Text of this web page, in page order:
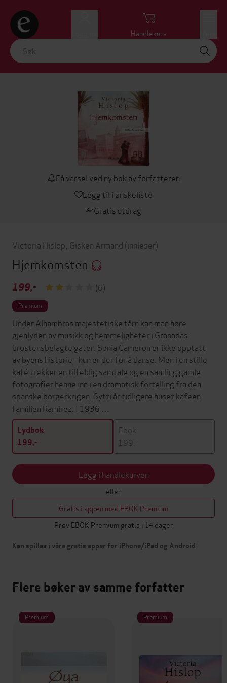
Handlekurv
Få varsel ved ny bok av forfatteren
Legg til i ønskeliste
Gratis utdrag
Victoria Hislop Gisken Armand (innleser)
Hjemkomsten
199,- (6)
Premium
Under Alhambras majestetiske tårn kan man høre
gjenlyden av musikk og hemmeligheter i Granadas
brostensbelagte gater. Sonia Cameron er ikke opptatt
av byens historie - hun er der for å danse. Men i en stille
kafé trekker en tilfeldig samtale og en samling gamle
fotografier henne inn i en dramatisk fortelling fra den
spanske borgerkrigen. Sytti år tidligere huset kafeen
familien Ramirez. I 1936 …
Lydbok
199,-
Ebok
199,-
Legg i handlekurven
eller
Gratis i appen med EBOK Premium
Prøv EBOK Premium gratis i 14 dager
Kan spilles i våre gratis apper for iPhone/iPad og Android
Flere bøker av samme forfatter
Premium Premium